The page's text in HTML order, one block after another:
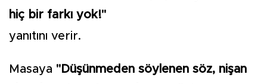
hiç bir farkı yok!"
yanıtını verir.
Masaya "Düşünmeden söylenen söz, nişan